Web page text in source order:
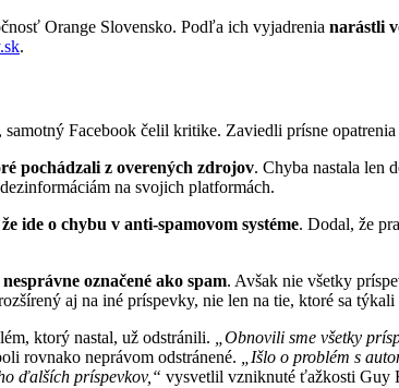
Orange Slovensko. Podľa ich vyjadrenia narástli
.
Facebook čelil kritike. Zaviedli prísne
pochádzali z overených zdrojov. Chyba nastala len
na svojich platformách.
ide o chybu v anti-spamovom systéme. Dodal, že
označené ako spam. Avšak nie všetky
aj na iné príspevky, nie len na tie, ktoré sa
ktorý nastal, už odstránili.
„Obnovili sme všetky
rovnako neprávom odstránené.
„Išlo o problém s
ďalších príspevkov,“ vysvetlil vzniknuté ťažkosti Guy